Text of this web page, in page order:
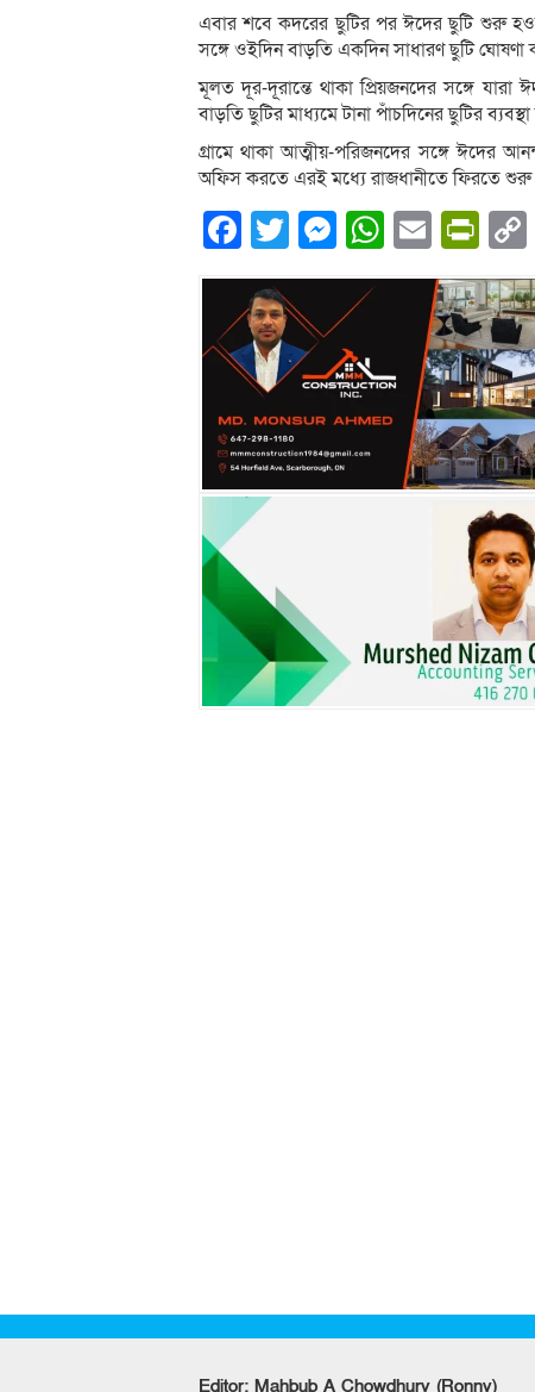
এবার শবে কদরের ছুটির পর ঈদের ছুটি শুরু
সঙ্গে ওইদিন বাড়তি একদিন সাধারণ ছুটি ঘোষণা
মূলত দূর-দূরান্তে থাকা প্রিয়জনদের সঙ্গে
বাড়তি ছুটির মাধ্যমে টানা পাঁচদিনের ছুটির
গ্রামে থাকা আত্মীয়-পরিজনদের সঙ্গে ঈদের
অফিস করতে এরই মধ্যে রাজধানীতে ফিরতে শুরু
Facebook
Twitter
Messenger
Email
Editor: Mahbub A Chowdhury (Ronny)